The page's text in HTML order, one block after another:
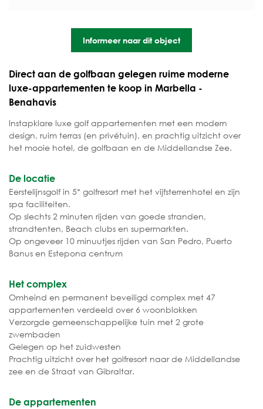
Informeer naar dit object
Direct aan de golfbaan gelegen ruime moderne
luxe-appartementen te koop in Marbella -
Benahavis
Instapklare luxe golf appartementen met een modern
design, ruim terras (en privétuin), en prachtig uitzicht over
het mooie hotel, de golfbaan en de Middellandse Zee.
De locatie
Eerstelijnsgolf in 5* golfresort met het vijfsterrenhotel en zijn
spa faciliteiten.
Op slechts 2 minuten rijden van goede stranden,
strandtenten, Beach clubs en supermarkten.
Op ongeveer 10 minuutjes rijden van San Pedro, Puerto
Banus en Estepona centrum
Het complex
Omheind en permanent beveiligd complex met 47
appartementen verdeeld over 6 woonblokken
Verzorgde gemeenschappelijke tuin met 2 grote
zwembaden
Gelegen op het zuidwesten
Prachtig uitzicht over het golfresort naar de Middellandse
zee en de Straat van Gibraltar.
De appartementen